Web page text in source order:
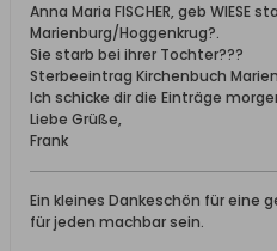
Anna Maria FISCHER, geb WIESE
Marienburg/Hoggenkrug?.
Sie starb bei ihrer Tochter???
Sterbeeintrag Kirchenbuch
Ich schicke dir die Einträge
Liebe Grüße,
Frank
Ein kleines Dankeschön für eine
für jeden machbar sein.